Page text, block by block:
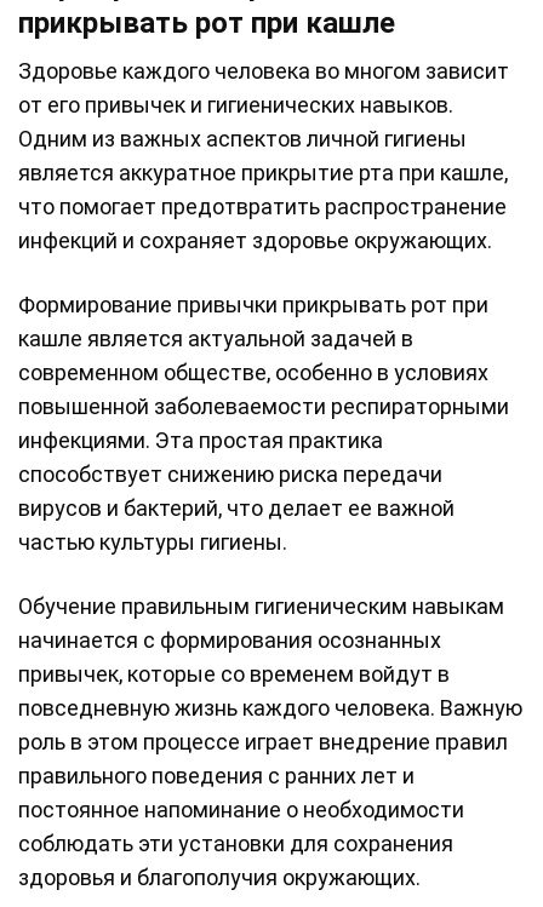
прикрывать рот при кашле
Здоровье каждого человека во многом зависит
от его привычек и гигиенических навыков.
Одним из важных аспектов личной гигиены
является аккуратное прикрытие рта при кашле,
что помогает предотвратить распространение
инфекций и сохраняет здоровье окружающих.
Формирование привычки прикрывать рот при
кашле является актуальной задачей в
современном обществе, особенно в условиях
повышенной заболеваемости респираторными
инфекциями. Эта простая практика
способствует снижению риска передачи
вирусов и бактерий, что делает ее важной
частью культуры гигиены.
Обучение правильным гигиеническим навыкам
начинается с формирования осознанных
привычек, которые со временем войдут в
повседневную жизнь каждого человека. Важную
роль в этом процессе играет внедрение правил
правильного поведения с ранних лет и
постоянное напоминание о необходимости
соблюдать эти установки для сохранения
здоровья и благополучия окружающих.